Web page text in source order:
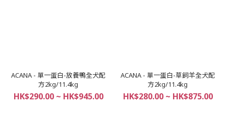
ACANA - 單一蛋白-放養鴨全犬配
方2kg/11.4kg
HK$290.00 ~ HK$945.00
ACANA - 單一蛋白-草飼羊全犬配
方2kg/11.4kg
HK$280.00 ~ HK$875.00